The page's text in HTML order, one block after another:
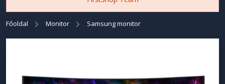
Főoldal Monitor Samsung monitor